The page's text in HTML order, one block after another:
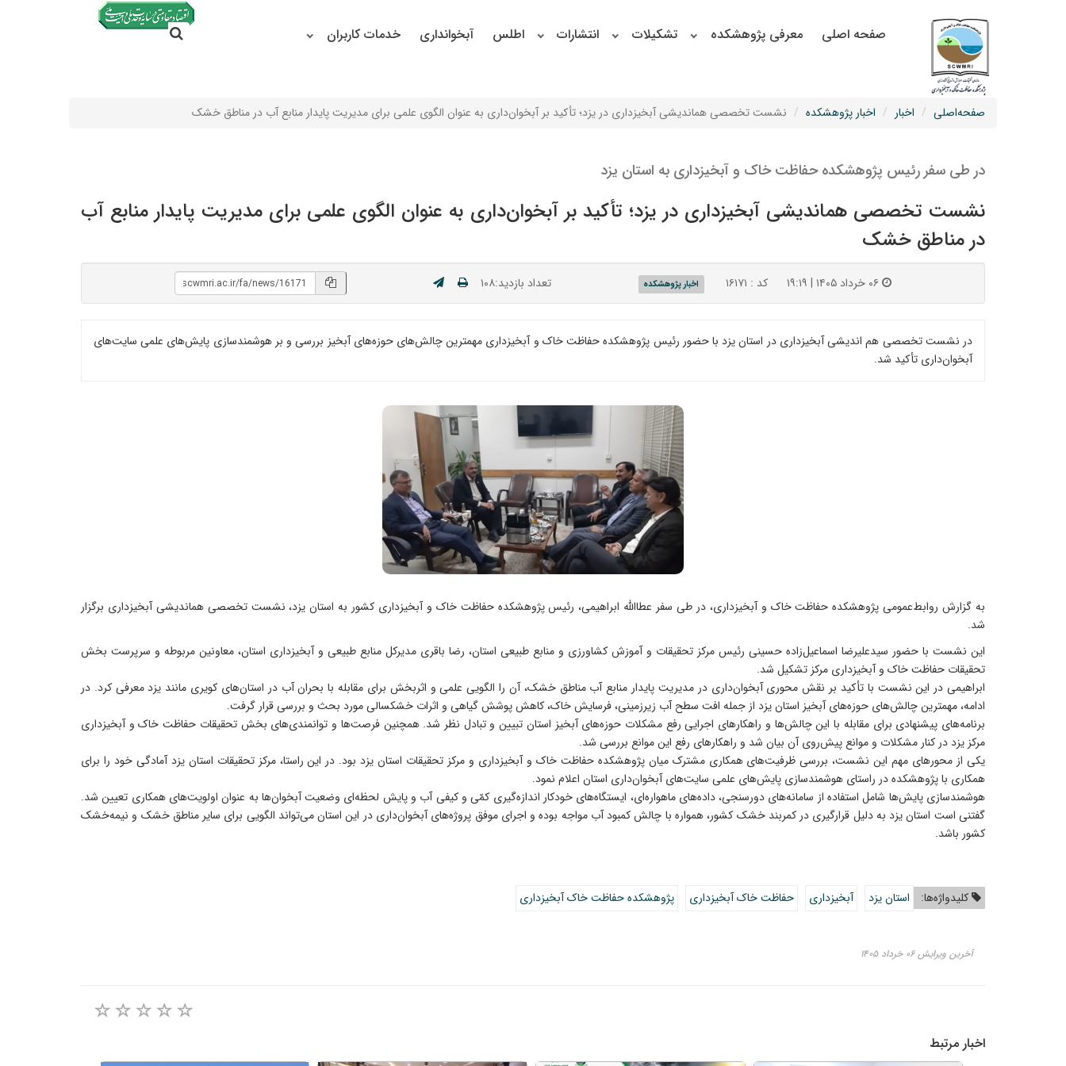
صفحه اصلی معرفی پژوهشکده تشکیلات انتشارات اطلس آبخوانداری خدمات کاربران جستجو
جستجو در سایت
صفحه‌اصلی اخبار اخبار پژوهشکده نشست تخصصی هماندیشی آبخیزداری در یزد؛ تأکید بر آبخوان‌داری به عنوان الگوی علمی برای مدیریت پایدار منابع آب در مناطق خشک
در طی سفر رئیس پژوهشکده حفاظت خاک و آبخیزداری به استان یزد
نشست تخصصی هماندیشی آبخیزداری در یزد؛ تأکید بر آبخوان‌داری به عنوان الگوی علمی برای مدیریت پایدار منابع آب
در مناطق خشک
۰۶ خرداد ۱۴۰۵ | ۱۹:۱۹ کد : ۱۶۱۷۱ اخبار پژوهشکده تعداد بازدید:۱۰۸
در نشست تخصصی هم اندیشی آبخیزداری در استان یزد با حضور رئیس پژوهشکده حفاظت خاک و آبخیزداری مهمترین چالش‌های حوزه‌های آبخیز بررسی و بر هوشمندسازی پایش‌های علمی سایت‌های
آبخوان‌داری تأکید شد.
به گزارش روابط‌عمومی پژوهشکده حفاظت خاک و آبخیزداری، در طی سفر عطاالله ابراهیمی، رئیس پژوهشکده حفاظت خاک و آبخیزداری کشور به استان یزد، نشست تخصصی هماندیشی آبخیزداری برگزار
شد.
این نشست با حضور سیدعلیرضا اسماعیل‌زاده حسینی رئیس مرکز تحقیقات و آموزش کشاورزی و منابع طبیعی استان، رضا باقری مدیرکل منابع طبیعی و آبخیزداری استان، معاونین مربوطه و سرپرست بخش
تحقیقات حفاظت خاک و آبخیزداری مرکز تشکیل شد.
ابراهیمی در این نشست با تأکید بر نقش محوری آبخوان‌داری در مدیریت پایدار منابع آب مناطق خشک، آن را الگویی علمی و اثربخش برای مقابله با بحران آب در استان‌های کویری مانند یزد معرفی کرد. در
ادامه، مهمترین چالش‌های حوزه‌های آبخیز استان یزد از جمله افت سطح آب زیرزمینی، فرسایش خاک، کاهش پوشش گیاهی و اثرات خشکسالی مورد بحث و بررسی قرار گرفت.
برنامه‌های پیشنهادی برای مقابله با این چالش‌ها و راهکارهای اجرایی رفع مشکلات حوزه‌های آبخیز استان تبیین و تبادل نظر شد. همچنین فرصت‌ها و توانمندی‌های بخش تحقیقات حفاظت خاک و آبخیزداری
مرکز یزد در کنار مشکلات و موانع پیش‌روی آن بیان شد و راهکارهای رفع این موانع بررسی شد.
یکی از محورهای مهم این نشست، بررسی ظرفیت‌های همکاری مشترک میان پژوهشکده حفاظت خاک و آبخیزداری و مرکز تحقیقات استان یزد بود. در این راستا، مرکز تحقیقات استان یزد آمادگی خود را برای
همکاری با پژوهشکده در راستای هوشمندسازی پایش‌های علمی سایت‌های آبخوان‌داری استان اعلام نمود.
هوشمندسازی پایش‌ها شامل استفاده از سامانه‌های دورسنجی، داده‌های ماهواره‌ای، ایستگاه‌های خودکار اندازه‌گیری کمّی و کیفی آب و پایش لحظه‌ای وضعیت آبخوان‌ها به عنوان اولویت‌های همکاری تعیین شد.
گفتنی است استان یزد به دلیل قرارگیری در کمربند خشک کشور، همواره با چالش کمبود آب مواجه بوده و اجرای موفق پروژه‌های آبخوان‌داری در این استان می‌تواند الگویی برای سایر مناطق خشک و نیمه‌خشک
کشور باشد.
کلیدواژه‌ها: استان یزد آبخیزداری حفاظت خاک آبخیزداری پژوهشکده حفاظت خاک آبخیزداری
آخرین ویرایش ۰۶ خرداد ۱۴۰۵
اخبار مرتبط